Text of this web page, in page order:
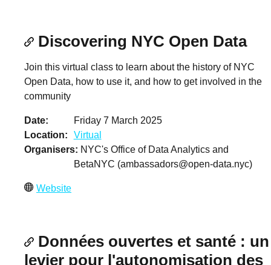
Discovering NYC Open Data
Join this virtual class to learn about the history of NYC
Open Data, how to use it, and how to get involved in the
community
Date
Friday 7 March 2025
Location
Virtual
Organisers
NYC's Office of Data Analytics and
BetaNYC (ambassadors@open-data.nyc)
Website
Données ouvertes et santé : un
levier pour l'autonomisation des